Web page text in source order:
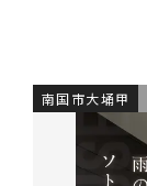
南国市大埇甲